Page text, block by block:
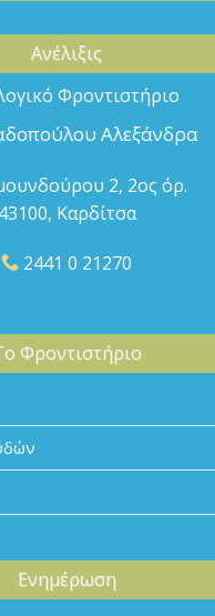
Ανέλιξις
Φροντιστήριο
Αλεξάνδρα
2, 2ος όρ.
43100, Καρδίτσα
2441 0 21270
Φροντιστήριο
Ενημέρωση